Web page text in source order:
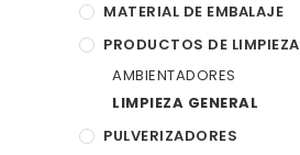
MATERIAL DE EMBALAJE
PRODUCTOS DE LIMPIEZA
AMBIENTADORES
LIMPIEZA GENERAL
PULVERIZADORES